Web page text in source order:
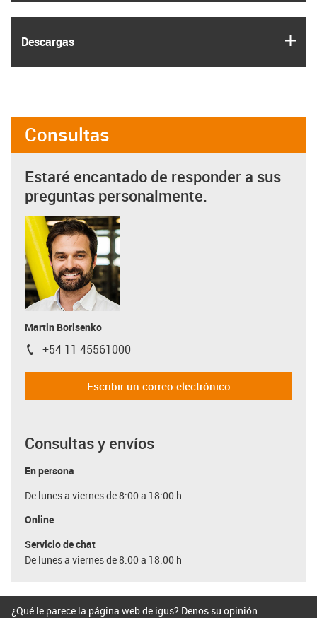
Descargas
Consultas
Estaré encantado de responder a sus
preguntas personalmente.
Martin Borisenko
igus-icon-phone
+54 11 45561000
Escribir un correo electrónico
Consultas y envíos
En persona
De lunes a viernes de 8:00 a 18:00 h
Online
Servicio de chat
De lunes a viernes de 8:00 a 18:00 h
¿Qué le parece la página web de igus? Denos su opinión.